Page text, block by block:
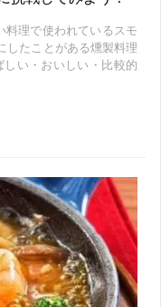
料理で使われているスモ
したことがある燻製料理
しい・おいしい・比較的